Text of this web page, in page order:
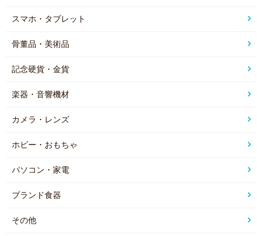
スマホ・タブレット
骨董品・美術品
記念硬貨・金貨
楽器・音響機材
カメラ・レンズ
ホビー・おもちゃ
パソコン・家電
ブランド食器
その他